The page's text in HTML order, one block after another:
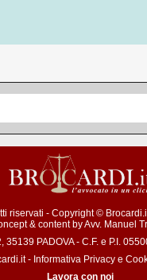
riservati - Copyright ©
& content byAvv. Manuel
PADOVA - C.F. e P.I.
- Informativa Privacy e
Lavora con noi